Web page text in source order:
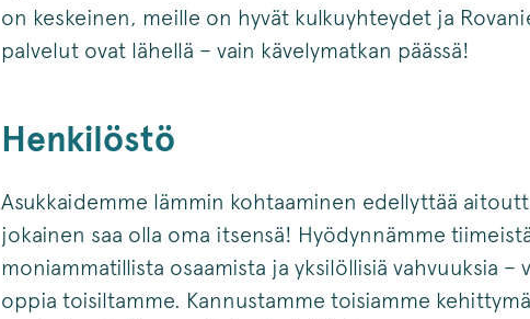
on keskeinen, meille on hyvät kulkuyhteydet ja
palvelut ovat lähellä – vain kävelymatkan päässä!
Henkilöstö
Asukkaidemme lämmin kohtaaminen edellyttää
jokainen saa olla oma itsensä! Hyödynnämme
moniammatillista osaamista ja yksilöllisiä vahvuuksia –
oppia toisiltamme. Kannustamme toisiamme